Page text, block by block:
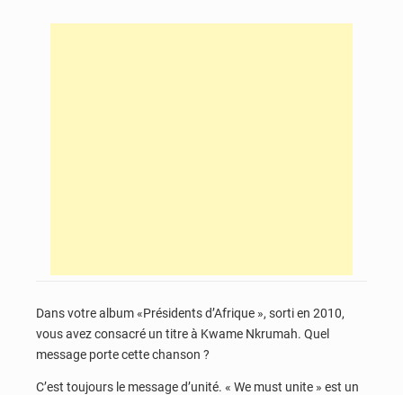
Dans votre album «Présidents d’Afrique », sorti en 2010,
vous avez consacré un titre à Kwame Nkrumah. Quel
message porte cette chanson ?
C’est toujours le message d’unité. « We must unite » est un